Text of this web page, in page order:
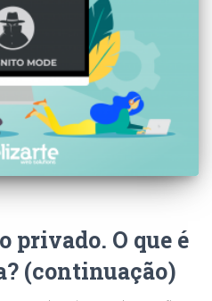
privado. O que é
(continuação)